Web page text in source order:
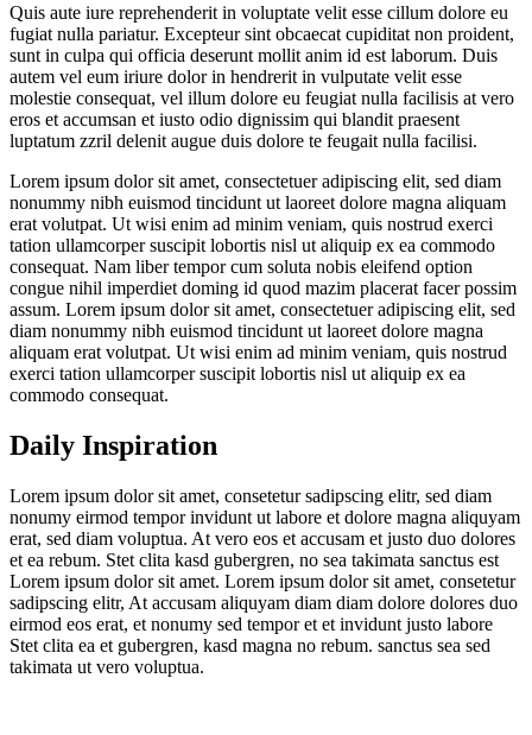
Quis aute iure reprehenderit in voluptate velit esse cillum dolore eu
fugiat nulla pariatur. Excepteur sint obcaecat cupiditat non proident,
sunt in culpa qui officia deserunt mollit anim id est laborum. Duis
autem vel eum iriure dolor in hendrerit in vulputate velit esse
molestie consequat, vel illum dolore eu feugiat nulla facilisis at vero
eros et accumsan et iusto odio dignissim qui blandit praesent
luptatum zzril delenit augue duis dolore te feugait nulla facilisi.
Lorem ipsum dolor sit amet, consectetuer adipiscing elit, sed diam
nonummy nibh euismod tincidunt ut laoreet dolore magna aliquam
erat volutpat. Ut wisi enim ad minim veniam, quis nostrud exerci
tation ullamcorper suscipit lobortis nisl ut aliquip ex ea commodo
consequat. Nam liber tempor cum soluta nobis eleifend option
congue nihil imperdiet doming id quod mazim placerat facer possim
assum. Lorem ipsum dolor sit amet, consectetuer adipiscing elit, sed
diam nonummy nibh euismod tincidunt ut laoreet dolore magna
aliquam erat volutpat. Ut wisi enim ad minim veniam, quis nostrud
exerci tation ullamcorper suscipit lobortis nisl ut aliquip ex ea
commodo consequat.
Daily Inspiration
Lorem ipsum dolor sit amet, consetetur sadipscing elitr, sed diam
nonumy eirmod tempor invidunt ut labore et dolore magna aliquyam
erat, sed diam voluptua. At vero eos et accusam et justo duo dolores
et ea rebum. Stet clita kasd gubergren, no sea takimata sanctus est
Lorem ipsum dolor sit amet. Lorem ipsum dolor sit amet, consetetur
sadipscing elitr, At accusam aliquyam diam diam dolore dolores duo
eirmod eos erat, et nonumy sed tempor et et invidunt justo labore
Stet clita ea et gubergren, kasd magna no rebum. sanctus sea sed
takimata ut vero voluptua.